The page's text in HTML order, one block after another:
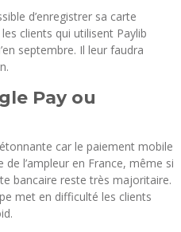
d’enregistrer sa carte
clients qui utilisent Paylib
septembre. Il leur faudra
Pay ou
car le paiement mobile
l’ampleur en France, même si
bancaire reste très majoritaire.
met en difficulté les clients